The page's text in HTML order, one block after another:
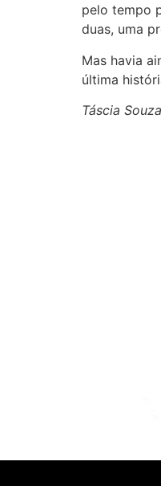
pelo tempo
duas, uma
Mas havia
última
Táscia Souza